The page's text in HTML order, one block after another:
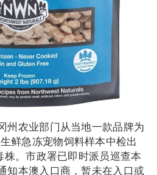
州农业部门从当地一款品牌为
鲜急冻宠物饲料样本中检出
。市政署已即时派员巡查本
知本澳入口商，暂未在入口或